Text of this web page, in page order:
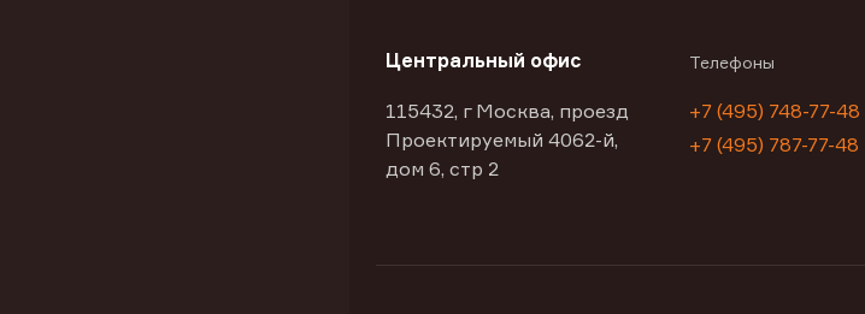
Центральный офис
115432, г Москва, проезд
Проектируемый 4062-й,
дом 6, стр 2
Телефоны
+7 (495) 748-77-48
+7 (495) 787-77-48